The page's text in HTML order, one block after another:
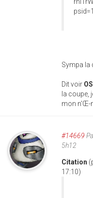
Sympa la
Dit voir
la coupe,
mon n'Œ-
#14669
5h12
Citation
17:10)